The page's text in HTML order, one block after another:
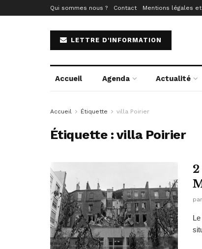
Qui sommes nous ? Contact Mentions légales et
LETTRE D'INFORMATION
Accueil Agenda Actualité
Accueil Étiquette villa Poirier
Étiquette : villa Poirier
par